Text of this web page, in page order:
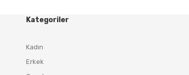
Kategoriler
Kadın
Erkek